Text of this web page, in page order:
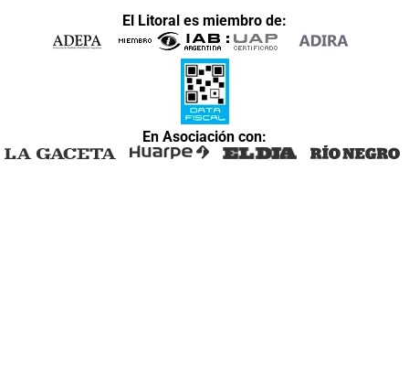
El Litoral es miembro de:
En Asociación con: